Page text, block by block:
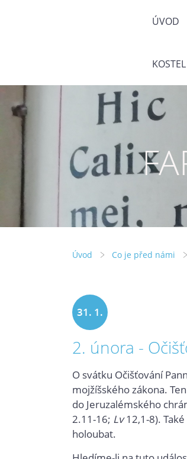
ÚVOD
Úvod Co je před námi
31. 1.
2024
2. února -
O svátku Očišťování
mojžíšského zákona.
do Jeruzalémského
2.11-16; Lv12,1-8).
holoubat.